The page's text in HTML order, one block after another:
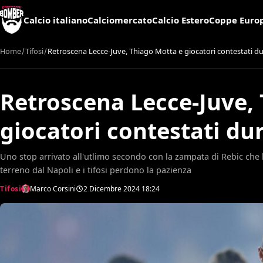
Calcio italianoCalciomercatoCalcio EsteroCoppe
Home Tifosi Retroscena Lecce-Juve, Thiago Motta e giocatori contestati
Retroscena Lecce-
giocatori contestati
Uno stop arrivato all'utlimo secondo con la zampata di Rebic
terreno dal Napoli e i tifosi perdono la pazienza
Tifosi Marco Corsini 2 Dicembre 2024 18:24